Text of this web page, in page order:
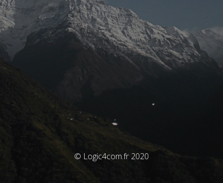
© Logic4com.fr 2020